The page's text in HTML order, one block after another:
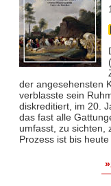
der angesehensten
verblasste sein
diskreditiert, im 20.
das fast alle
umfasst, zu sichten,
Prozess ist bis heute